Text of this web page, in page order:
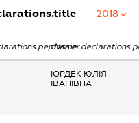
2018
ІОРДЕК ЮЛІЯ
ІВАНІВНА